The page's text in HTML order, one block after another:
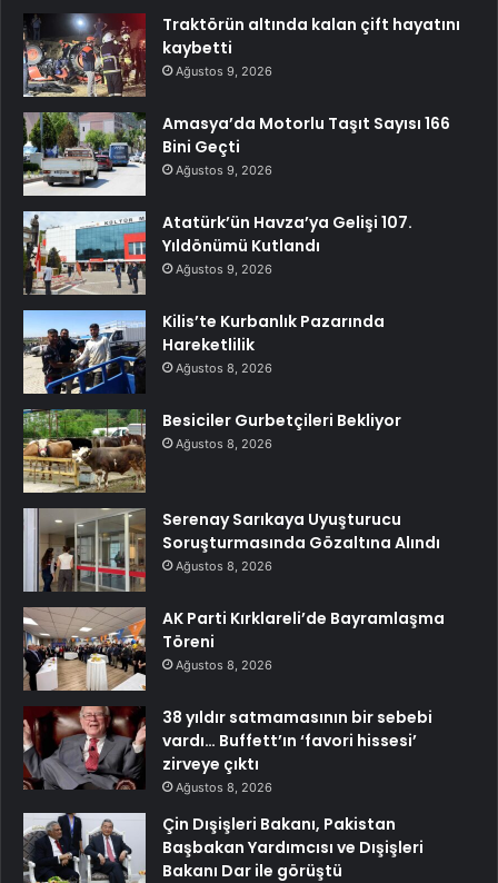
Traktörün altında kalan çift hayatını
kaybetti
Ağustos 9, 2026
Amasya’da Motorlu Taşıt Sayısı 166
Bini Geçti
Ağustos 9, 2026
Atatürk’ün Havza’ya Gelişi 107.
Yıldönümü Kutlandı
Ağustos 9, 2026
Kilis’te Kurbanlık Pazarında
Hareketlilik
Ağustos 8, 2026
Besiciler Gurbetçileri Bekliyor
Ağustos 8, 2026
Serenay Sarıkaya Uyuşturucu
Soruşturmasında Gözaltına Alındı
Ağustos 8, 2026
AK Parti Kırklareli’de Bayramlaşma
Töreni
Ağustos 8, 2026
38 yıldır satmamasının bir sebebi
vardı… Buffett’ın ‘favori hissesi’
zirveye çıktı
Ağustos 8, 2026
Çin Dışişleri Bakanı, Pakistan
Başbakan Yardımcısı ve Dışişleri
Bakanı Dar ile görüştü